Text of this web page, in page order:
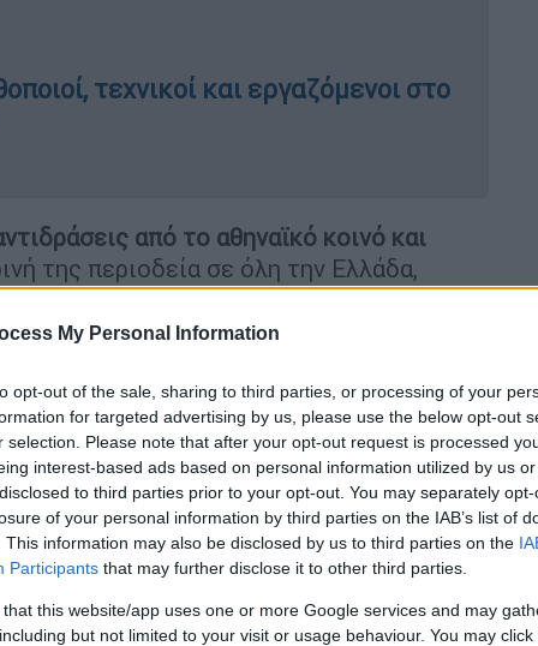
My Personal Information
opt-out of the sale, sharing to third parties, or processing of your
for targeted advertising by us, please use the below opt-out
selection. Please note that after your opt-out request is processed
interest-based ads based on personal information utilized by us
to third parties prior to your opt-out. You may separately
of your personal information by third parties on the IAB’s list of
This information may also be disclosed by us to third parties on the
Participants that may further disclose it to other third parties.
that this website/app uses one or more Google services and may
but not limited to your visit or usage behaviour. You may
τεχνικοί και εργαζόμενοι στο
από το αθηναϊκό κοινό και
της περιοδεία σε όλη την Ελλάδα,
στη Θεσσαλονίκη.
αριθμό παραστάσεων,
, δίνοντας στο κοινό της Βόρειας
τη σύγχρονη αυτή προσέγγιση του
συνθέτουν μια νέα αφήγηση γύρω
τη θέση του άντρα στον σύγχρονο
Βύρωνα, ο Δον Ζουάν υπήρξε σύμβολο
και της ατομικής ελευθερίας. Στη
σε μια φιγούρα βαθιά συνδεδεμένη